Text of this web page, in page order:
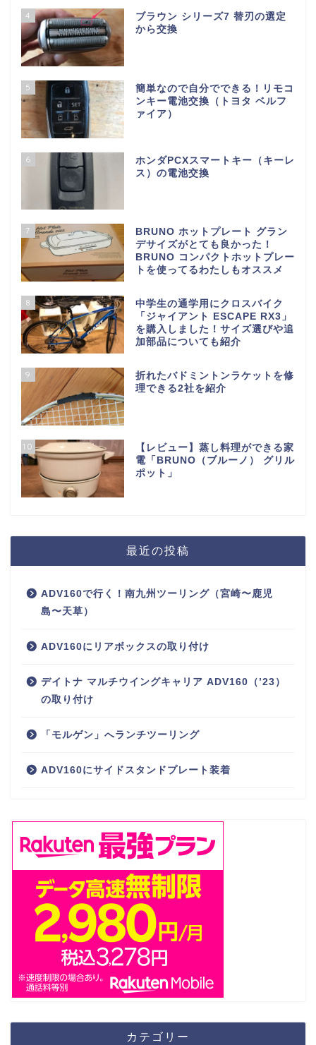
4
ブラウン シリーズ7 替刃の選定
から交換
5
簡単なので自分でできる！リモコ
ンキー電池交換（トヨタ ベルフ
ァイア）
6
ホンダPCXスマートキー（キーレ
ス）の電池交換
7
BRUNO ホットプレート グラン
デサイズがとても良かった！
BRUNO コンパクトホットプレー
トを使ってるわたしもオススメ
8
中学生の通学用にクロスバイク
「ジャイアント ESCAPE RX3」
を購入しました！サイズ選びや追
加部品についても紹介
9
折れたバドミントンラケットを修
理できる2社を紹介
10
【レビュー】蒸し料理ができる家
電「BRUNO（ブルーノ） グリル
ポット」
最近の投稿
ADV160で行く！南九州ツーリング（宮崎〜鹿児
島〜天草）
ADV160にリアボックスの取り付け
デイトナ マルチウイングキャリア ADV160（’23）
の取り付け
「モルゲン」へランチツーリング
ADV160にサイドスタンドプレート装着
カテゴリー